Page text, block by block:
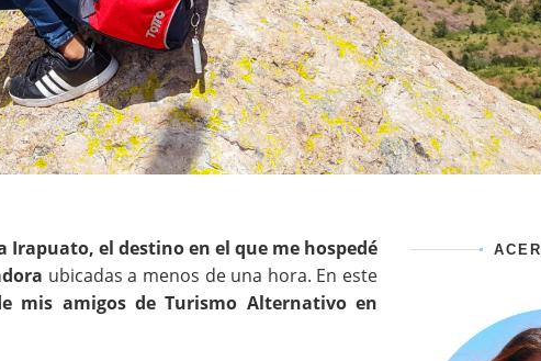
Irapuato, el destino en el que me hospedé
ubicadas a menos de una hora. En este
mis amigos de Turismo Alternativo en